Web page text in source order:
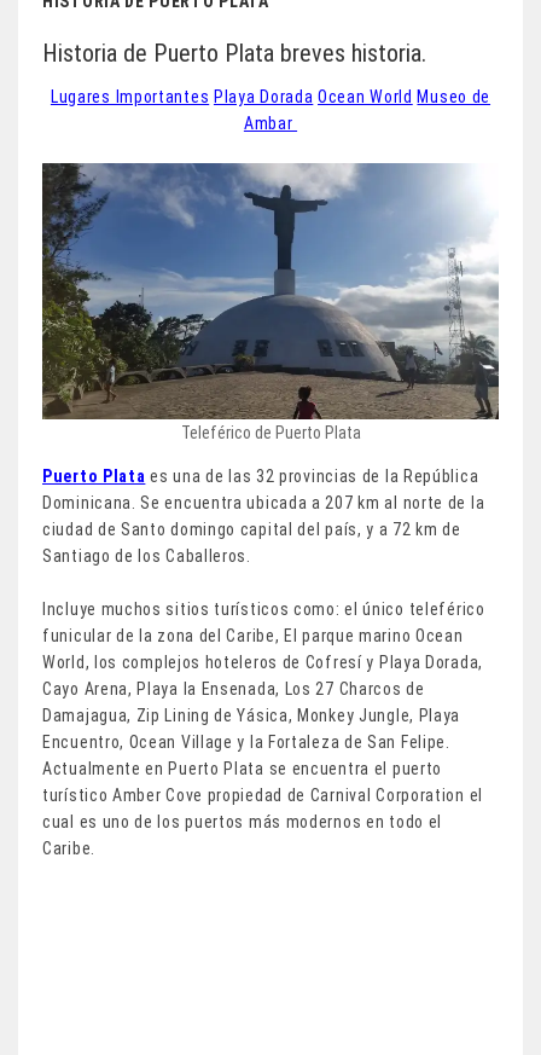
Historia de Puerto Plata breves historia.
Lugares Importantes Playa Dorada Ocean World Museo de
Ambar
Teleférico de Puerto Plata
Puerto Plata es una de las 32 provincias de la República
Dominicana. Se encuentra ubicada a 207 km al norte de la
ciudad de Santo domingo capital del país, y a 72 km de
Santiago de los Caballeros.
Incluye muchos sitios turísticos como: el único teleférico
funicular de la zona del Caribe, El parque marino Ocean
World, los complejos hoteleros de Cofresí y Playa Dorada,
Cayo Arena, Playa la Ensenada, Los 27 Charcos de
Damajagua, Zip Lining de Yásica, Monkey Jungle, Playa
Encuentro, Ocean Village y la Fortaleza de San Felipe.
Actualmente en Puerto Plata se encuentra el puerto
turístico Amber Cove propiedad de Carnival Corporation el
cual es uno de los puertos más modernos en todo el
Caribe.